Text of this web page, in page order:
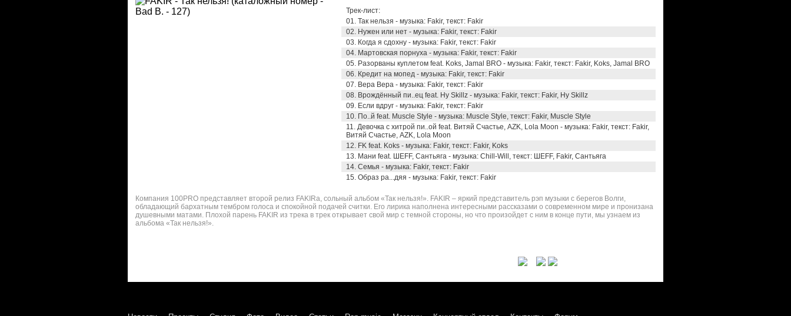
Трек-лист:
01. Так нельзя - музыка: Fakir, текст: Fakir
02. Нужен или нет - музыка: Fakir, текст: Fakir
03. Когда я сдохну - музыка: Fakir, текст: Fakir
04. Мартовская порнуха - музыка: Fakir, текст: Fakir
05. Разорваны куплетом feat. Koks, Jamal BRO - музыка: Fakir, текст: Fakir, Koks, Jamal BRO
06. Кредит на мопед - музыка: Fakir, текст: Fakir
07. Вера Вера - музыка: Fakir, текст: Fakir
08. Врождённый пи..ец feat. Hy Skillz - музыка: Fakir, текст: Fakir, Hy Skillz
09. Если вдруг - музыка: Fakir, текст: Fakir
10. По..й feat. Muscle Style - музыка: Muscle Style, текст: Fakir, Muscle Style
11. Девочка с хитрой пи..ой feat. Витяй Счастье, AZK, Lola Moon - музыка: Fakir, текст: Fakir,
Витяй Счастье, AZK, Lola Moon
12. FK feat. Koks - музыка: Fakir, текст: Fakir, Koks
13. Мани feat. ШЕFF, Сантьяга - музыка: Chill-Will, текст: ШЕFF, Fakir, Сантьяга
14. Семья - музыка: Fakir, текст: Fakir
15. Образ ра...дяя - музыка: Fakir, текст: Fakir
Компания 100PRO представляет второй релиз FAKIRa, сольный альбом «Так нельзя!». FAKIR – яркий представитель рэп музыки с берегов Волги,
обладающий бархатным тембром голоса и спокойной подачей считки. Его лирика наполнена интересными рассказами о современном мире и пронизана
душевными матами. Плохой парень FAKIR из трека в трек открывает свой мир с темной стороны, но что произойдет с ним в конце пути, мы узнаем из
альбома «Так нельзя!».